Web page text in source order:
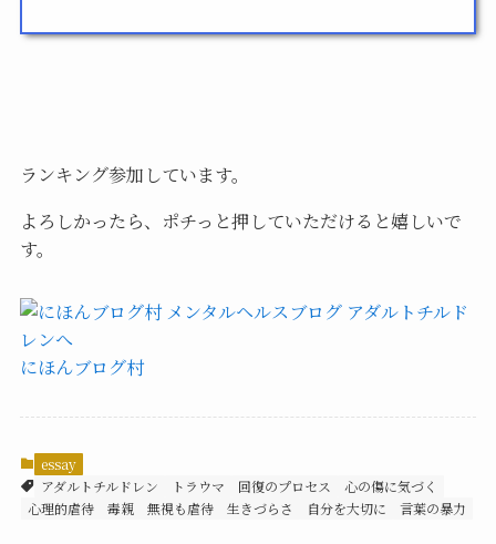
ランキング参加しています。
よろしかったら、ポチっと押していただけると嬉しいで
す。
にほんブログ村
essay
アダルトチルドレン
トラウマ 回復のプロセス
心の傷に気づく
心理的虐待
毒親 無視も虐待 生きづらさ 自分を大切に 言葉の暴力